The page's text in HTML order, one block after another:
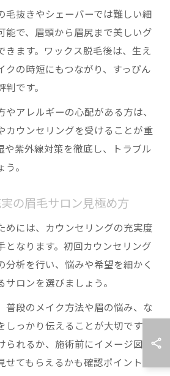
毛抜きやシェーバーでは難しい細
能で、眉頭から眉尻まで美しいグ
きます。ワックス脱毛後は、生え
クの時短にもつながり、すっぴん
です。
アレルギーの心配がある方は、
カウンセリングを受けることが重
や紫外線対策を徹底し、トラブル
。
の眉毛サロン見極め方
めには、カウンセリングの充実度
となります。初回カウンセリング
分析を行い、悩みや希望を細かく
ロンを選びましょう。
普段のメイク方法や眉の悩み、な
っかり伝えることが大切です。
られるか、施術前にイメージ図や
てもらえるかも確認ポイントで